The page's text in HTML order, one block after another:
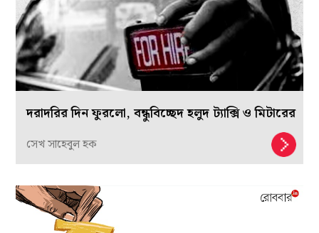
দরাদরির দিন ফুরলো, বন্ধুবিচ্ছেদ হলুদ ট্যাক্সি ও মিটারের
সেখ সাহেবুল হক